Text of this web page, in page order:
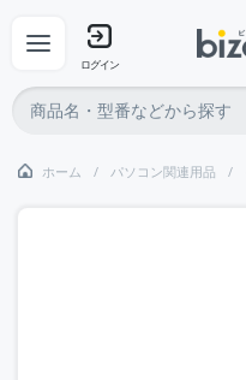
ログイン
ホーム パソコン関連用品